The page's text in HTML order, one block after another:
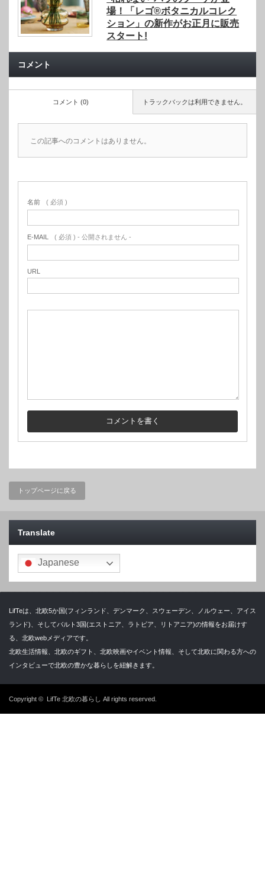
場！「レゴ®ボタニカルコレク
ション」の新作がお正月に販売
スタート!
コメント
トラックバックは利用できません。
コメント (0)
この記事へのコメントはありません。
名前 ( 必須 )
E-MAIL ( 必須 ) - 公開されません -
URL
トップページに戻る
Translate
Japanese
LifTeは、北欧5か国(フィンランド、デンマーク、スウェーデン、ノルウェー、アイス
ランド)、そしてバルト3国(エストニア、ラトビア、リトアニア)の情報をお届けす
る、北欧webメディアです。
北欧生活情報、北欧のギフト、北欧映画やイベント情報、そして北欧に関わる方への
インタビューで北欧の豊かな暮らしを紐解きます。
Copyright © LifTe 北欧の暮らし All rights reserved.